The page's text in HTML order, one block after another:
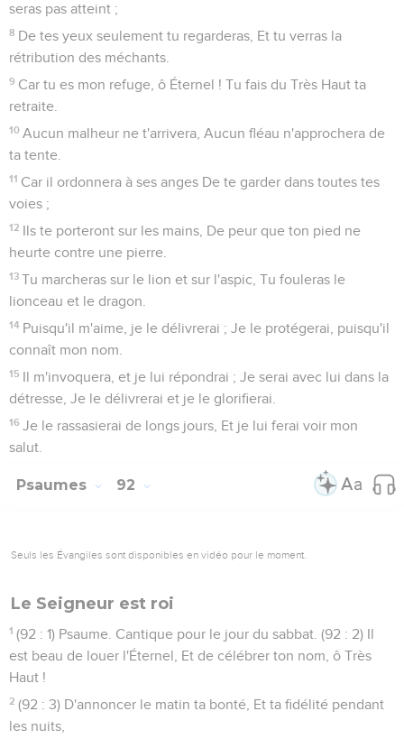
seras pas atteint ;
8 De tes yeux seulement tu regarderas, Et tu verras la
rétribution des méchants.
9 Car tu es mon refuge, ô Éternel ! Tu fais du Très Haut ta
retraite.
10 Aucun malheur ne t'arrivera, Aucun fléau n'approchera de
ta tente.
11 Car il ordonnera à ses anges De te garder dans toutes tes
voies ;
12 Ils te porteront sur les mains, De peur que ton pied ne
heurte contre une pierre.
13 Tu marcheras sur le lion et sur l'aspic, Tu fouleras le
lionceau et le dragon.
14 Puisqu'il m'aime, je le délivrerai ; Je le protégerai, puisqu'il
connaît mon nom.
15 Il m'invoquera, et je lui répondrai ; Je serai avec lui dans la
détresse, Je le délivrerai et je le glorifierai.
16 Je le rassasierai de longs jours, Et je lui ferai voir mon
salut.
Psaumes 92
Seuls les Évangiles sont disponibles en vidéo pour le moment.
Le Seigneur est roi
1 (92 : 1) Psaume. Cantique pour le jour du sabbat. (92 : 2) Il
est beau de louer l'Éternel, Et de célébrer ton nom, ô Très
Haut !
2 (92 : 3) D'annoncer le matin ta bonté, Et ta fidélité pendant
les nuits,